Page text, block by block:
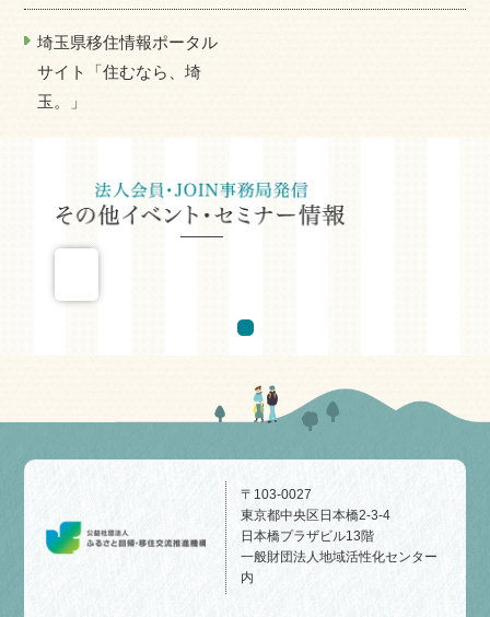
埼玉県移住情報ポータル
サイト「住むなら、埼
玉。」
〒103-0027
東京都中央区日本橋2-3-4
日本橋プラザビル13階
一般財団法人地域活性化センター
内